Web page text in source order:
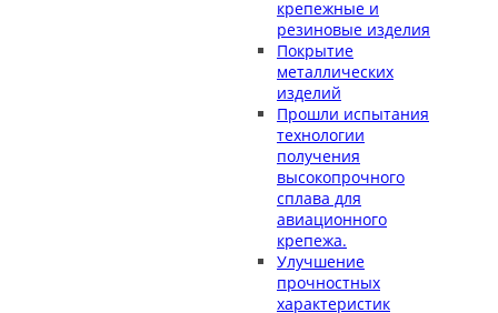
крепежные и
резиновые изделия
Покрытие
металлических
изделий
Прошли испытания
технологии
получения
высокопрочного
сплава для
авиационного
крепежа.
Улучшение
прочностных
характеристик